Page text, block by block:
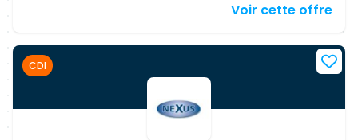
. You will be involved with
web apps whilst working in a close-knit team
who solve complex problems, together. The
End Technologies. You will be working to create
Voir cette offre
CDI